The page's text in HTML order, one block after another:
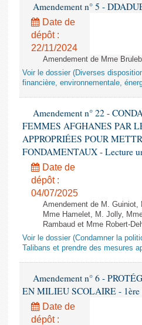
Amendement n° 5 -
Date de
dépôt :
22/11/2024
Amendement de Mme
Voir le dossier (Diverses
financière, environnementale,
Amendement n° 22 -
FEMMES AFGHANES PAR
APPROPRIÉES POUR
FONDAMENTAUX - Lecture
Date de
dépôt :
04/07/2025
Amendement de M.
Mme Hamelet, M. Jolly,
Rambaud et Mme Robert-
Voir le dossier (Condamner la
Talibans et prendre des mesures
Amendement n° 6 -
EN MILIEU SCOLAIRE - 1ère
Date de
dépôt :